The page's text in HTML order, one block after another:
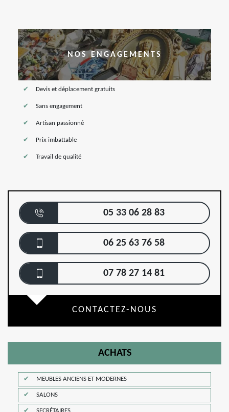
NOS ENGAGEMENTS
Devis et déplacement gratuits
Sans engagement
Artisan passionné
Prix imbattable
Travail de qualité
05 33 06 28 83
06 25 63 76 58
07 78 27 14 81
CONTACTEZ-NOUS
ACHATS
MEUBLES ANCIENS ET MODERNES
SALONS